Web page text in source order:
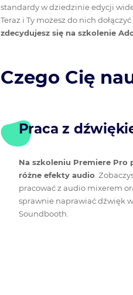
standardy w dziedzinie edycji
Teraz i Ty możesz do nich
zdecydujesz się na szkolenie
Czego Cię
Praca z
Na szkoleniu Premiere Pro
różne efekty audio .
pracować z audio mixerem
sprawnie naprawiać dźwięk
Soundbooth.